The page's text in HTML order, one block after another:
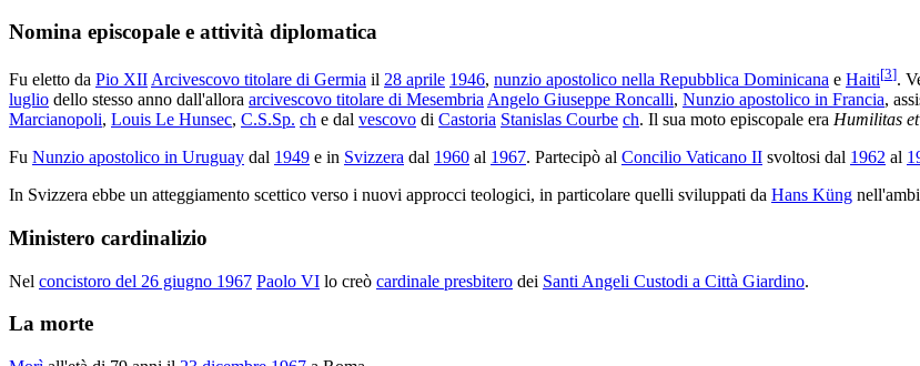
Nomina episcopale e attività diplomatica
Fu eletto da Pio XII Arcivescovo titolare di Germia il 28 aprile 1946, nunzio apostolico nella Repubblica Dominicana e Haiti[3].
luglio dello stesso anno dall'allora arcivescovo titolare di Mesembria Angelo Giuseppe Roncalli, Nunzio apostolico in Francia,
Marcianopoli, Louis Le Hunsec, C.S.Sp. ch e dal vescovo di Castoria Stanislas Courbe ch. Il sua moto episcopale era Humilitas
Fu Nunzio apostolico in Uruguay dal 1949 e in Svizzera dal 1960 al 1967. Partecipò al Concilio Vaticano II svoltosi dal 1962 al
In Svizzera ebbe un atteggiamento scettico verso i nuovi approcci teologici, in particolare quelli sviluppati da Hans Küng
Ministero cardinalizio
Nel concistoro del 26 giugno 1967 Paolo VI lo creò cardinale presbitero dei Santi Angeli Custodi a Città Giardino.
La morte